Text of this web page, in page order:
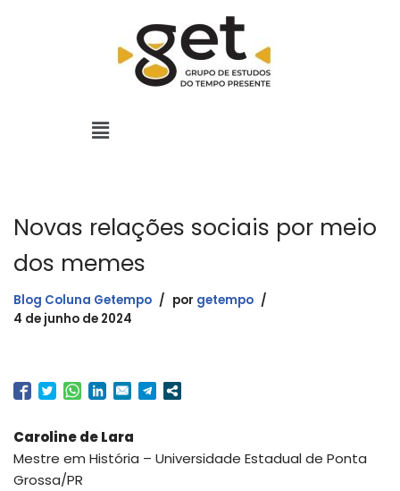
Novas relações sociais por meio
dos memes
Blog Coluna Getempo por getempo
4 de junho de 2024
Caroline de Lara
Mestre em História – Universidade Estadual de Ponta
Grossa/PR